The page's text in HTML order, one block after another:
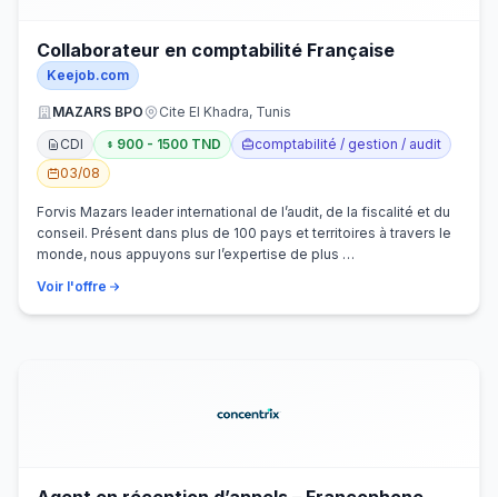
Collaborateur en comptabilité Française
Keejob.com
MAZARS BPO
Cite El Khadra, Tunis
CDI
900 - 1500 TND
comptabilité / gestion / audit
03/08
Forvis Mazars leader international de l’audit, de la fiscalité et du
conseil. Présent dans plus de 100 pays et territoires à travers le
monde, nous appuyons sur l’expertise de plus …
Voir l'offre